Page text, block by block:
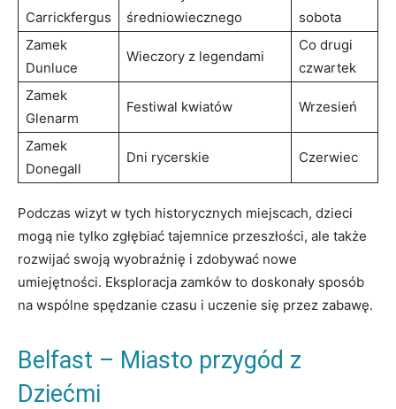
Carrickfergus
średniowiecznego
sobota
Zamek
Dunluce
Wieczory z legendami
Co drugi
czwartek
Zamek
Glenarm
Festiwal kwiatów Wrzesień
Zamek
Donegall
Dni rycerskie Czerwiec
Podczas wizyt w tych historycznych miejscach, dzieci
mogą nie tylko zgłębiać tajemnice przeszłości, ale także
rozwijać swoją wyobraźnię i zdobywać nowe
umiejętności. Eksploracja zamków to doskonały sposób
na wspólne spędzanie czasu i uczenie się przez zabawę.
Belfast – Miasto przygód z
Dziećmi